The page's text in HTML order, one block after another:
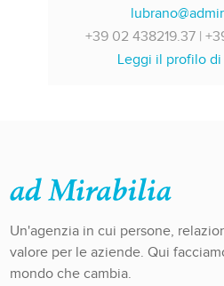
+39 02 438219.37 |
Leggi il profilo di
Un'agenzia in cui persone,
valore per le aziende. Qui
mondo che cambia.